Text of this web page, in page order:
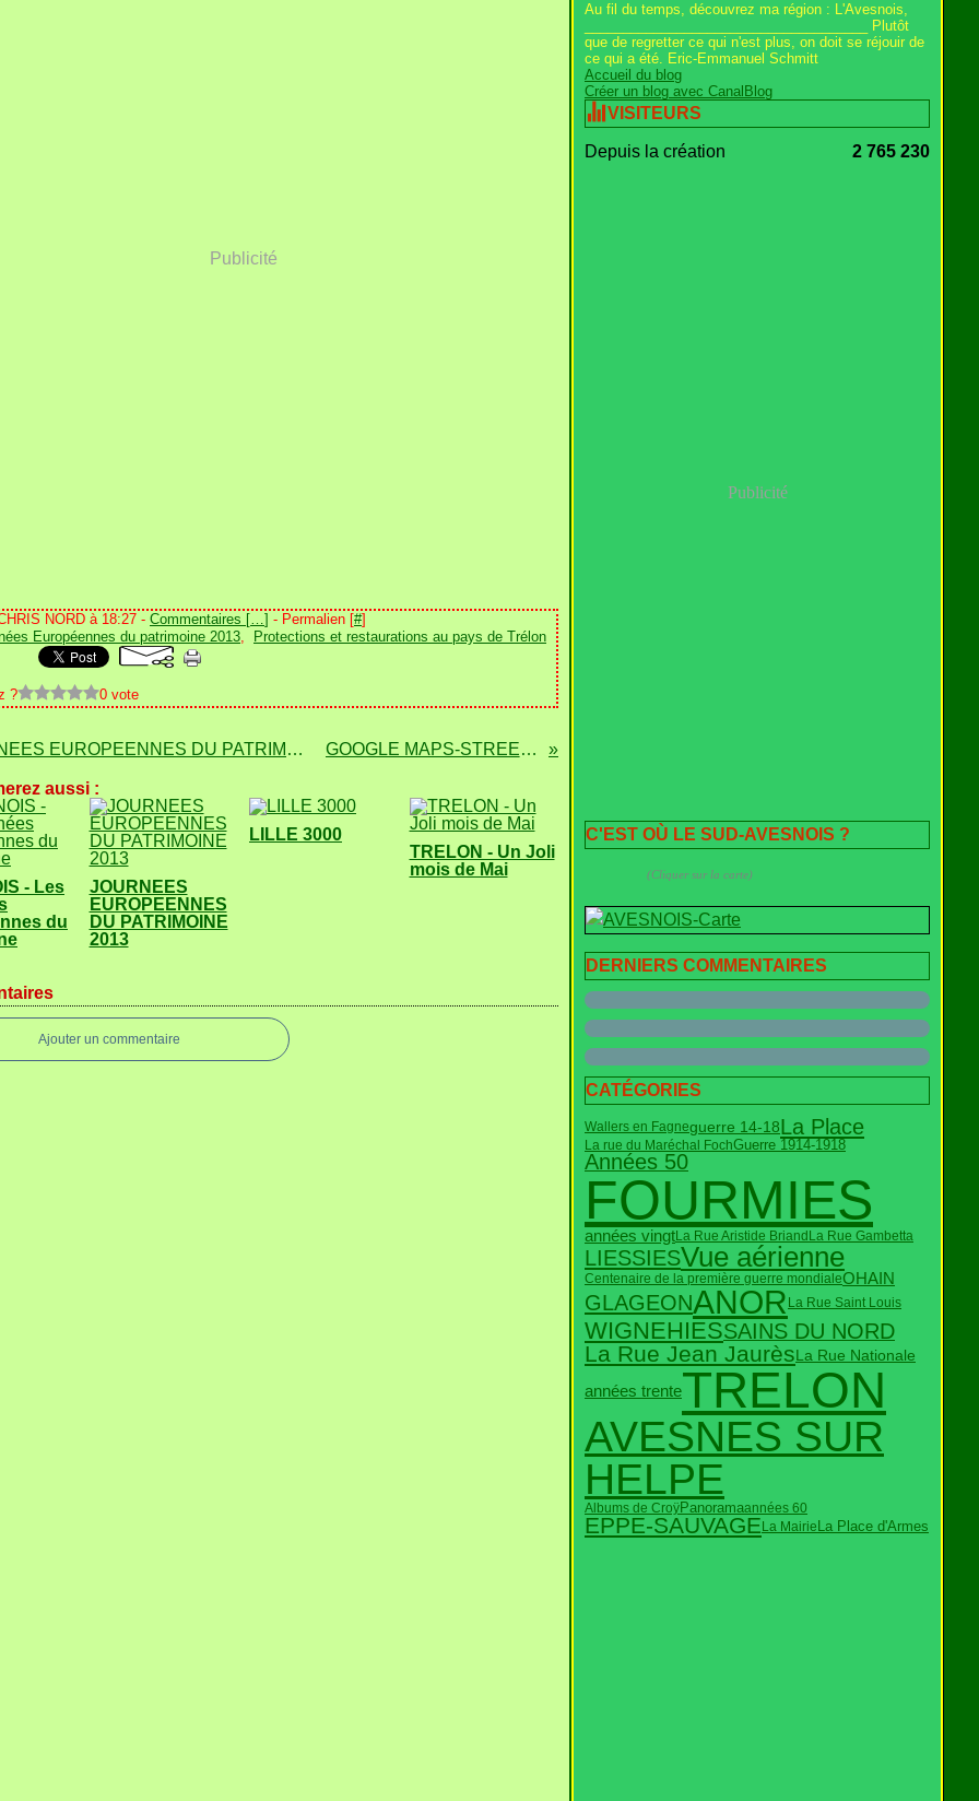
Publicité
NORD à 18:27 - Commentaires […] - Permalien [#]
Européennes du patrimoine 2013, Protections et restaurations au pays de Trélon
? 0 vote
JOURNEES EUROPEENNES DU PATRIMOINE 2013 GOOGLE MAPS-STREET VIEW
aussi :
- Les
du
JOURNEES
EUROPEENNES
DU PATRIMOINE
2013
LILLE 3000
TRELON - Un Joli
mois de Mai
Ajouter un commentaire
Au fil du temps, découvrez ma région : L'Avesnois,
_____________________________________ Plutôt
que de regretter ce qui n'est plus, on doit se réjouir de
ce qui a été. Eric-Emmanuel Schmitt
Accueil du blog
Créer un blog avec CanalBlog
VISITEURS
Depuis la création 2 765 230
Publicité
C'EST OÙ LE SUD-AVESNOIS ?
(Cliquer sur la carte)
DERNIERS COMMENTAIRES
CATÉGORIES
Wallers en Fagneguerre 14-18La Place
La rue du Maréchal FochGuerre 1914-1918
Années 50
FOURMIES
années vingtLa Rue Aristide BriandLa Rue Gambetta
LIESSIESVue aérienne
Centenaire de la première guerre mondialeOHAIN
GLAGEONANOR La Rue Saint Louis
WIGNEHIESSAINS DU NORD
La Rue Jean JaurèsLa Rue Nationale
années trenteTRELON
AVESNES SUR
HELPE
Albums de CroÿPanoramaannées 60
EPPE-SAUVAGELa Mairie La Place d'Armes